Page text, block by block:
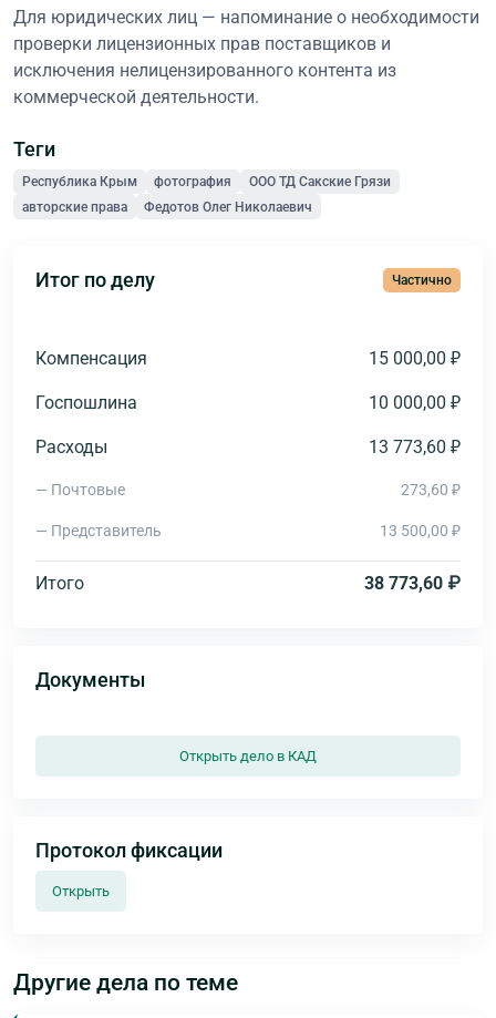
Для юридических лиц — напоминание о необходимости
проверки лицензионных прав поставщиков и
исключения нелицензированного контента из
коммерческой деятельности.
Теги
Республика Крым фотография
ООО ТД Сакские Грязи
авторские права
Федотов Олег Николаевич
Итог по делу Частично
Компенсация 15 000,00 ₽
Госпошлина 10 000,00 ₽
Расходы 13 773,60 ₽
— Почтовые 273,60 ₽
— Представитель 13 500,00 ₽
Итого 38 773,60 ₽
Документы
Открыть дело в КАД
Протокол фиксации
Открыть
Другие дела по теме